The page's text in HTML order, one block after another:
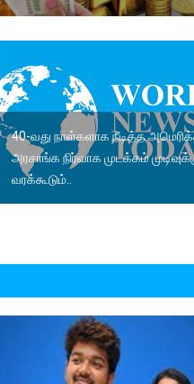
40-வது நாள்களாக நீடித்த
அரசாங்க நிர்வாக முடக்கம்
வரக்கூடும்..